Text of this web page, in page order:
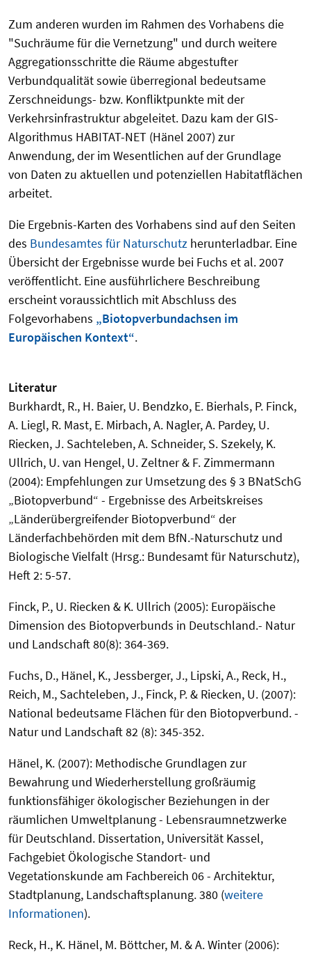
Zum anderen wurden im Rahmen des Vorhabens die
"Suchräume für die Vernetzung" und durch weitere
Aggregationsschritte die Räume abgestufter
Verbundqualität sowie überregional bedeutsame
Zerschneidungs- bzw. Konfliktpunkte mit der
Verkehrsinfrastruktur abgeleitet. Dazu kam der GIS-
Algorithmus HABITAT-NET (Hänel 2007) zur
Anwendung, der im Wesentlichen auf der Grundlage
von Daten zu aktuellen und potenziellen Habitatflächen
arbeitet.
Die Ergebnis-Karten des Vorhabens sind auf den Seiten
des Bundesamtes für Naturschutz herunterladbar. Eine
Übersicht der Ergebnisse wurde bei Fuchs et al. 2007
veröffentlicht. Eine ausführlichere Beschreibung
erscheint voraussichtlich mit Abschluss des
Folgevorhabens „Biotopverbundachsen im
Europäischen Kontext“.
Literatur
Burkhardt, R., H. Baier, U. Bendzko, E. Bierhals, P. Finck,
A. Liegl, R. Mast, E. Mirbach, A. Nagler, A. Pardey, U.
Riecken, J. Sachteleben, A. Schneider, S. Szekely, K.
Ullrich, U. van Hengel, U. Zeltner & F. Zimmermann
(2004): Empfehlungen zur Umsetzung des § 3 BNatSchG
„Biotopverbund“ - Ergebnisse des Arbeitskreises
„Länderübergreifender Biotopverbund“ der
Länderfachbehörden mit dem BfN.-Naturschutz und
Biologische Vielfalt (Hrsg.: Bundesamt für Naturschutz),
Heft 2: 5-57.
Finck, P., U. Riecken & K. Ullrich (2005): Europäische
Dimension des Biotopverbunds in Deutschland.- Natur
und Landschaft 80(8): 364-369.
Fuchs, D., Hänel, K., Jessberger, J., Lipski, A., Reck, H.,
Reich, M., Sachteleben, J., Finck, P. & Riecken, U. (2007):
National bedeutsame Flächen für den Biotopverbund. -
Natur und Landschaft 82 (8): 345-352.
Hänel, K. (2007): Methodische Grundlagen zur
Bewahrung und Wiederherstellung großräumig
funktionsfähiger ökologischer Beziehungen in der
räumlichen Umweltplanung - Lebensraumnetzwerke
für Deutschland. Dissertation, Universität Kassel,
Fachgebiet Ökologische Standort- und
Vegetationskunde am Fachbereich 06 - Architektur,
Stadtplanung, Landschaftsplanung. 380 (weitere
Informationen).
Reck, H., K. Hänel, M. Böttcher, M. & A. Winter (2006):